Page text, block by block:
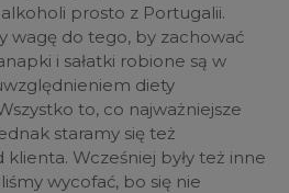
alkoholi prosto z Portugalii.
wagę do tego, by zachować
i sałatki robione są w
diety
to, co najważniejsze
staramy się też
Wcześniej były też inne
wycofać, bo się nie